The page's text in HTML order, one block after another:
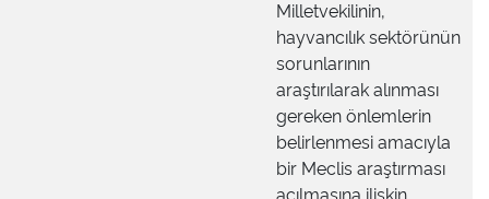
Milletvekilinin,
hayvancılık sektörünün
sorunlarının
araştırılarak alınması
gereken önlemlerin
belirlenmesi amacıyla
bir Meclis araştırması
açılmasına ilişkin